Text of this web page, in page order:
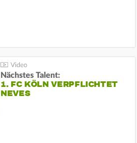
Nächstes Talent:
1. FC KÖLN VERPFLICHTET
NEVES